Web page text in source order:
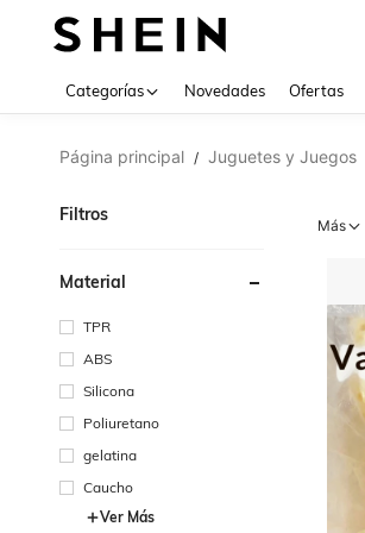
Categorías Novedades Ofertas
Página principal / Juguetes y Juegos
Filtros
Material
TPR
ABS
Silicona
Poliuretano
gelatina
Caucho
Ver Más
Más